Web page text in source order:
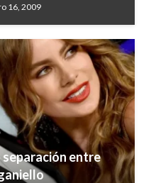
16, 2009
separación entre
youtuber
10 millones de